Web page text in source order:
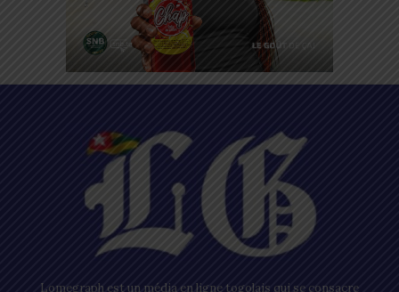
Lomegraph est un média en ligne togolais qui se consacre